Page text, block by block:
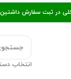
با ۰۹۳۸۲۱۵۳۴۷۸ از طریق روبیکا یا
انتخاب